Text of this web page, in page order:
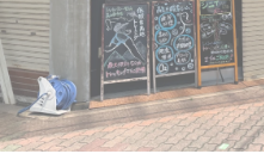
新着情報
患者様の声
Q&A